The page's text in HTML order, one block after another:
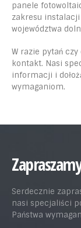
panele
zakresu
województwa
W razie pytań
kontakt. Nasi
informacji i
wymaganiom.
Serdecznie
nasi specjaliści
Państwa